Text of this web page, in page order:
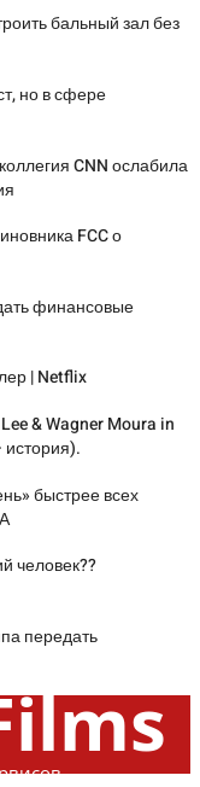
бальный зал без
но в сфере
CNN ослабила
FCC о
финансовые
| Netflix
& Wagner Moura in
быстрее всех
человек??
передать